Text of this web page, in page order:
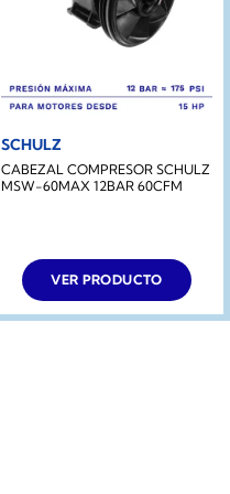
SCHULZ
CABEZAL COMPRESOR SCHULZ
MSW-60MAX 12BAR 60CFM
VER PRODUCTO